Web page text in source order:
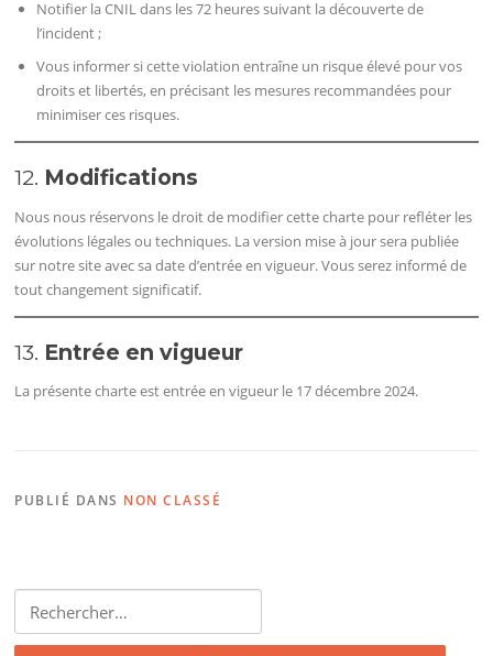
Notifier la CNIL dans les 72 heures suivant la découverte de
l’incident ;
Vous informer si cette violation entraîne un risque élevé pour vos
droits et libertés, en précisant les mesures recommandées pour
minimiser ces risques.
12. Modifications
Nous nous réservons le droit de modifier cette charte pour refléter les
évolutions légales ou techniques. La version mise à jour sera publiée
sur notre site avec sa date d’entrée en vigueur. Vous serez informé de
tout changement significatif.
13. Entrée en vigueur
La présente charte est entrée en vigueur le 17 décembre 2024.
PUBLIÉ DANS NON CLASSÉ